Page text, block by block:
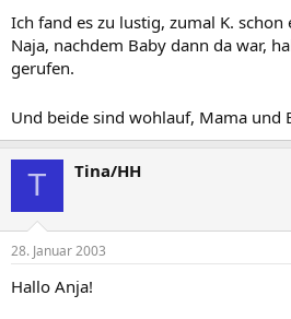
Ich fand es zu lustig, zumal K. schon
Naja, nachdem Baby dann da war,
gerufen.
Und beide sind wohlauf, Mama und
T Tina/HH
28. Januar 2003
Hallo Anja!